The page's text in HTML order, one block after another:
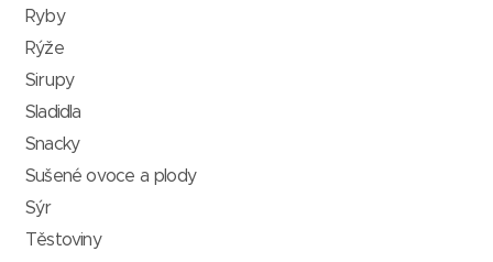
Ryby
Rýže
Sirupy
Sladidla
Snacky
Sušené ovoce a plody
Sýr
Těstoviny